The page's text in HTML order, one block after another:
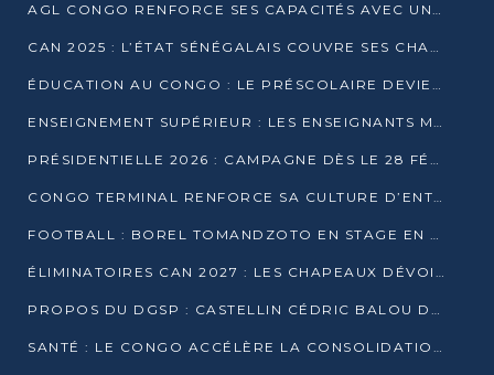
AGL CONGO RENFORCE SES CAPACITÉS AVEC UNE GRUE DE 250 TONNES
CAN 2025 : L’ÉTAT SÉNÉGALAIS COUVRE SES CHAMPIONS D’AFRIQUE DE RÉCOMPENSES EXCEPTIONNELLES
ÉDUCATION AU CONGO : LE PRÉSCOLAIRE DEVIENT OBLIGATOIRE, LE BTS CONSACRÉ DIPLÔME D’ÉTAT
ENSEIGNEMENT SUPÉRIEUR : LES ENSEIGNANTS MAINTIENNENT LA GRÈVE ET EXIGENT UN ACCORD ÉCRIT AVEC L’ÉTAT
PRÉSIDENTIELLE 2026 : CAMPAGNE DÈS LE 28 FÉVRIER, SCRUTIN LES 12 ET 15 MARS
CONGO TERMINAL RENFORCE SA CULTURE D’ENTREPRISE AVEC LE PROGRAMME « WIN TOGETHER »
FOOTBALL : BOREL TOMANDZOTO EN STAGE EN ESPAGNE AVEC POLISSYA FC
ÉLIMINATOIRES CAN 2027 : LES CHAPEAUX DÉVOILÉS, LE CONGO FIXÉ SUR SON SORT
PROPOS DU DGSP : CASTELLIN CÉDRIC BALOU DÉNONCE DES PROPOS INTIMIDANTS
SANTÉ : LE CONGO ACCÉLÈRE LA CONSOLIDATION DE L’OFFRE DE SOINS